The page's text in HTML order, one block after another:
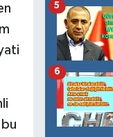
5
6